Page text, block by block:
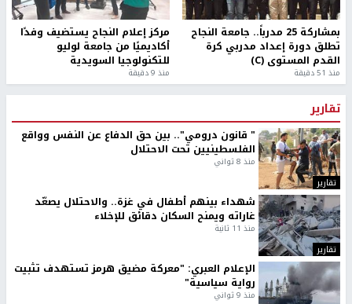
بمشاركة 25 مدرباً.. جامعة النجاح
تطلق دورة إعداد مدربي كرة
القدم المستوى (C)
منذ 51 دقيقة
مركز إعلام النجاح يستضيف وفدًا
أكاديميًا من جامعة لوليو
للتكنولوجيا السويدية
منذ 9 دقيقة
تقارير
تقارير
" قانون درومي".. بين حق الدفاع عن النفس وواقع
الفلسطينيين تحت الاحتلال
منذ 8 ثواني
تقارير
شهداء بينهم أطفال في غزة.. والاحتلال يصعّد
غاراته ويمنح السكان دقائق للإخلاء
منذ 11 ثانية
الإعلام العبري: "معركة مضيق هرمز تستهدف تثبيت
رواية سياسية"
منذ 9 ثواني